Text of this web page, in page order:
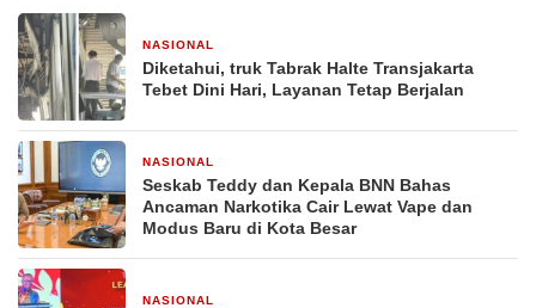
NASIONAL
Diketahui, truk Tabrak Halte Transjakarta
Tebet Dini Hari, Layanan Tetap Berjalan
NASIONAL
Seskab Teddy dan Kepala BNN Bahas
Ancaman Narkotika Cair Lewat Vape dan
Modus Baru di Kota Besar
NASIONAL